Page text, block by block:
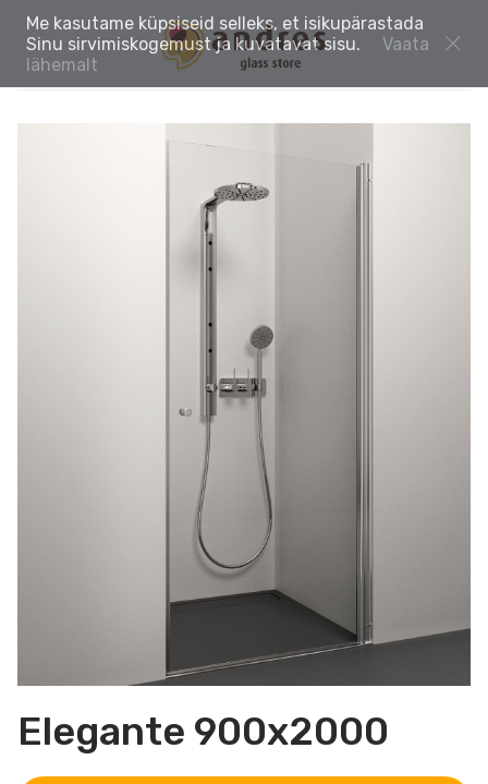
Elegante 900x2000
Me kasutame küpsiseid selleks, et isikupärastada
Sinu sirvimiskogemust ja kuvatavat sisu.
Vaata
lähemalt